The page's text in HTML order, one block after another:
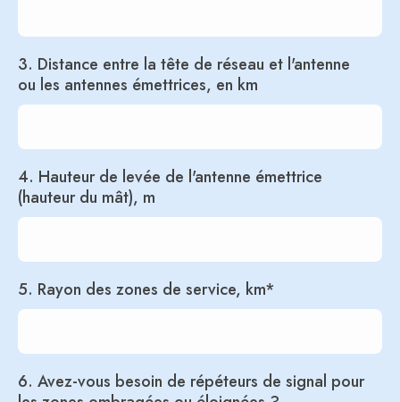
3. Distance entre la tête de réseau et l'antenne
ou les antennes émettrices, en km
4. Hauteur de levée de l'antenne émettrice
(hauteur du mât), m
5. Rayon des zones de service, km*
6. Avez-vous besoin de répéteurs de signal pour